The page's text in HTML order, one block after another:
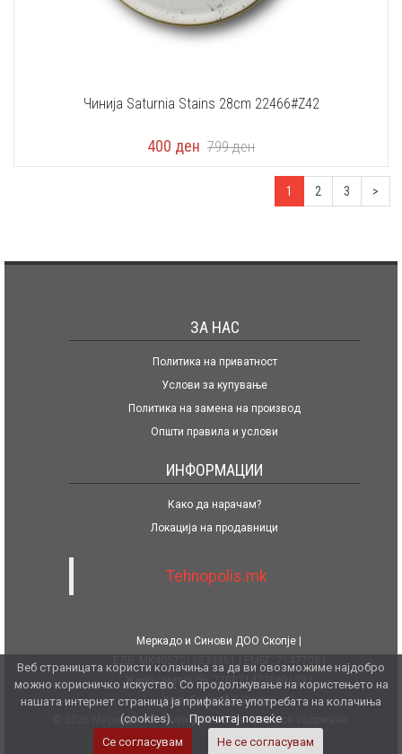
Чинија Saturnia Stains 28cm 22466#Z42
400 ден 799ден
1 2 3 >
ЗА НАС
Политика на приватност
Услови за купување
Политика на замена на производ
Општи правила и услови
ИНФОРМАЦИИ
Како да нарачам?
Локација на продавници
Tehnopolis.mk
Меркадо и Синови ДОО Скопје
Жиро сметка бр. 270071477080139
Халк Банка АД Скопје
© 2026 Меркадо и Синови ДОО. Сите права се задржани.
Веб страницата користи колачиња за да ви овозможиме најдобро
можно корисничко искуство. Со продолжување на користењето на
нашата интернет страница ја прифаќате употребата на колачиња
(cookies).
Прочитај повеќе
Се согласувам
Не се согласувам